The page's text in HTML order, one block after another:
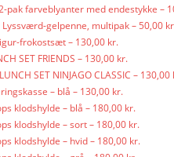
pak farveblyanter med endestykke –
gelpenne, multipak – 50,00
frokostsæt – 130,00 kr.
SET FRIENDS – 130,00 kr.
SET NINJAGO CLASSIC – 130,00
– blå – 130,00 kr.
klodshylde – blå – 180,00 kr.
klodshylde – sort – 180,00 kr.
klodshylde – hvid – 180,00 kr.